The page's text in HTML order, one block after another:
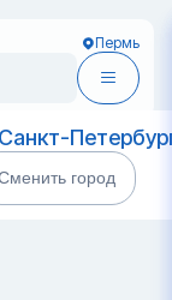
Пермь
Санкт-
город
Т11